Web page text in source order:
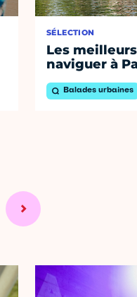
SÉLECTION
Les
naviguer à
Balades urbaines